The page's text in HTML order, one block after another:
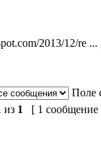
2013/12/re
Поле
из 1 [ 1 сообщение